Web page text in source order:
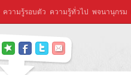
ความรู้รอบตัว ความรู้ทั่วไป พจนานุกรม